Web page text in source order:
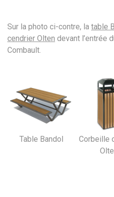
Sur la photo ci-contre, la table
cendrier Olten devant l’entrée
Combault.
Table Bandol
Corbeille